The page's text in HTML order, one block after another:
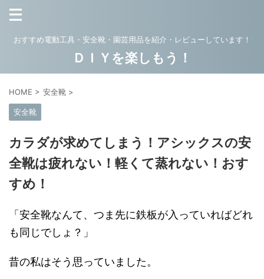
おすすめ電動工具・安全靴・園芸用品を紹介・レビューしています！
ＤＩＹを楽しもう！
HOME > 安全靴 >
安全靴
カラダが求めてしまう！アシックスの安
全靴は疲れない！軽くて蒸れない！おす
すめ！
「安全靴なんて、つま先に鉄板が入っていればどれ
も同じでしょ？」
昔の私はそう思っていました。